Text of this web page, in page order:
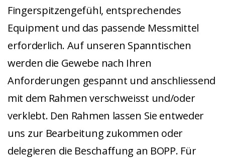
Fingerspitzengefühl, entsprechendes
Equipment und das passende Messmittel
erforderlich. Auf unseren Spanntischen
werden die Gewebe nach Ihren
Anforderungen gespannt und anschliessend
mit dem Rahmen verschweisst und/oder
verklebt. Den Rahmen lassen Sie entweder
uns zur Bearbeitung zukommen oder
delegieren die Beschaffung an BOPP. Für